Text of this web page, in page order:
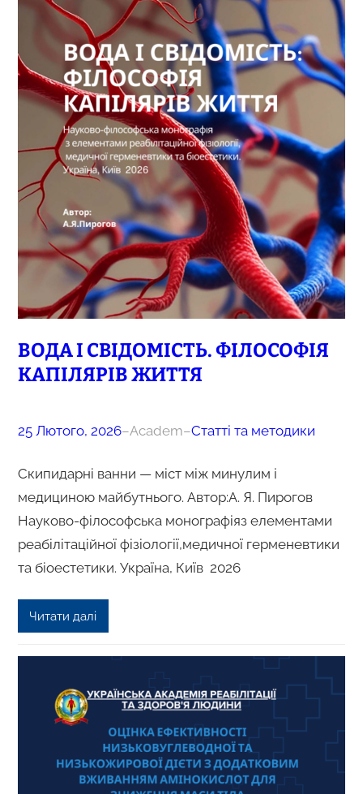
ВОДА І СВІДОМІСТЬ. ФІЛОСОФІЯ
КАПІЛЯРІВ ЖИТТЯ
25 Лютого, 2026–Academ–Статті та методики
Скипидарні ванни — міст між минулим і
медициною майбутнього. Автор:А. Я. Пирогов
Науково-філософська монографіяз елементами
реабілітаційної фізіології,медичної герменевтики
та біоестетики. Україна, Київ 2026
Читати далі